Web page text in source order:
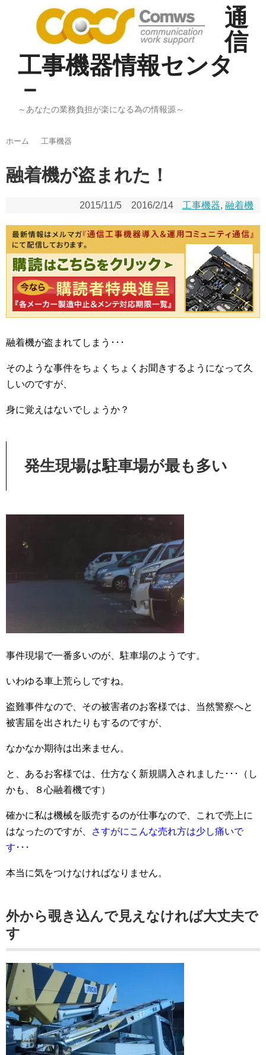
通
信
工事機器情報センタ
－
～あなたの業務負担が楽になる為の情報源～
ホーム 工事機器
融着機が盗まれた！
2015/11/5 2016/2/14 工事機器, 融着機
融着機が盗まれてしまう･･･
そのような事件をちょくちょくお聞きするようになって久
しいのですが、
身に覚えはないでしょうか？
発生現場は駐車場が最も多い
事件現場で一番多いのが、駐車場のようです。
いわゆる車上荒らしですね。
盗難事件なので、その被害者のお客様では、当然警察へと
被害届を出されたりもするのですが、
なかなか期待は出来ません。
と、あるお客様では、仕方なく新規購入されました･･･（し
かも、８心融着機です）
確かに私は機械を販売するのが仕事なので、これで売上に
はなったのですが、
さすがにこんな売れ方は少し痛いで
す･･･
本当に気をつけなければなりません。
外から覗き込んで見えなければ大丈夫で
す